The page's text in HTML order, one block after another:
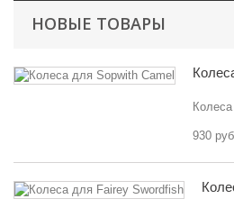
НОВЫЕ ТОВАРЫ
930